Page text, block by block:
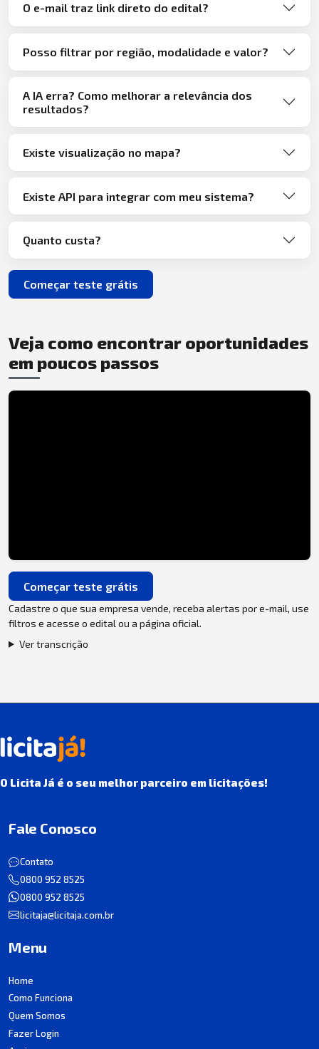
O e-mail traz link direto do edital?
Posso filtrar por região, modalidade e valor?
A IA erra? Como melhorar a relevância dos
resultados?
Existe visualização no mapa?
Existe API para integrar com meu sistema?
Quanto custa?
Começar teste grátis
Veja como encontrar oportunidades
em poucos passos
Começar teste grátis
Cadastre o que sua empresa vende, receba alertas por e-mail, use
filtros e acesse o edital ou a página oficial.
Ver transcrição
O Licita Já é o seu melhor parceiro em licitações!
Fale Conosco
Contato
0800 952 8525
0800 952 8525
licitaja@licitaja.com.br
Menu
Home
Como Funciona
Quem Somos
Fazer Login